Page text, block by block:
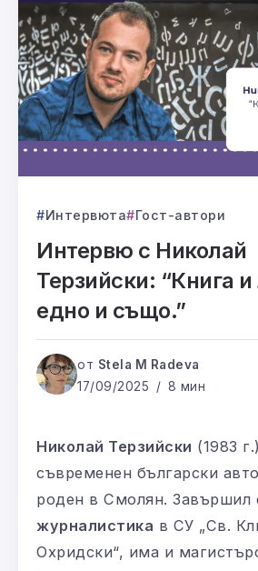
Интервюта Гост-автори
Интервю с Николай
Терзийски: “Книга
едно и също.”
от Stela M Radeva
17/09/2025
8 мин
Николай Терзийски (1983
съвременен български
роден в Смолян. Завършил
журналистика в СУ „Св.
Охридски“, има и